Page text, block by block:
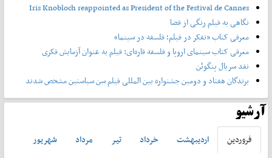
Iris Knobloch reappointed as President of the Festival de Cannes
نگاهی به فیلم رنگی از فضا
معرفی کتاب «تفکر در فیلم؛ فلسفه در سینما»
معرفی کتاب سینمای اروپا و فلسفه قاره‌ای: فیلم به عنوان آزمایش فکری
نقد سریال پنگوئن
برندگان هفتاد و دومین جشنواره بین المللی فیلم سن سباستین مشخص شدند
آرشیو
فروردين ارديبهشت خرداد تير مرداد
شهريور